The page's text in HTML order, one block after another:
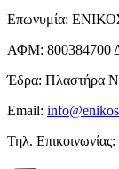
Επωνυμία:
ΑΦΜ: 800384700
Έδρα: Πλαστήρα
Email:
Τηλ. Επικοινωνίας: